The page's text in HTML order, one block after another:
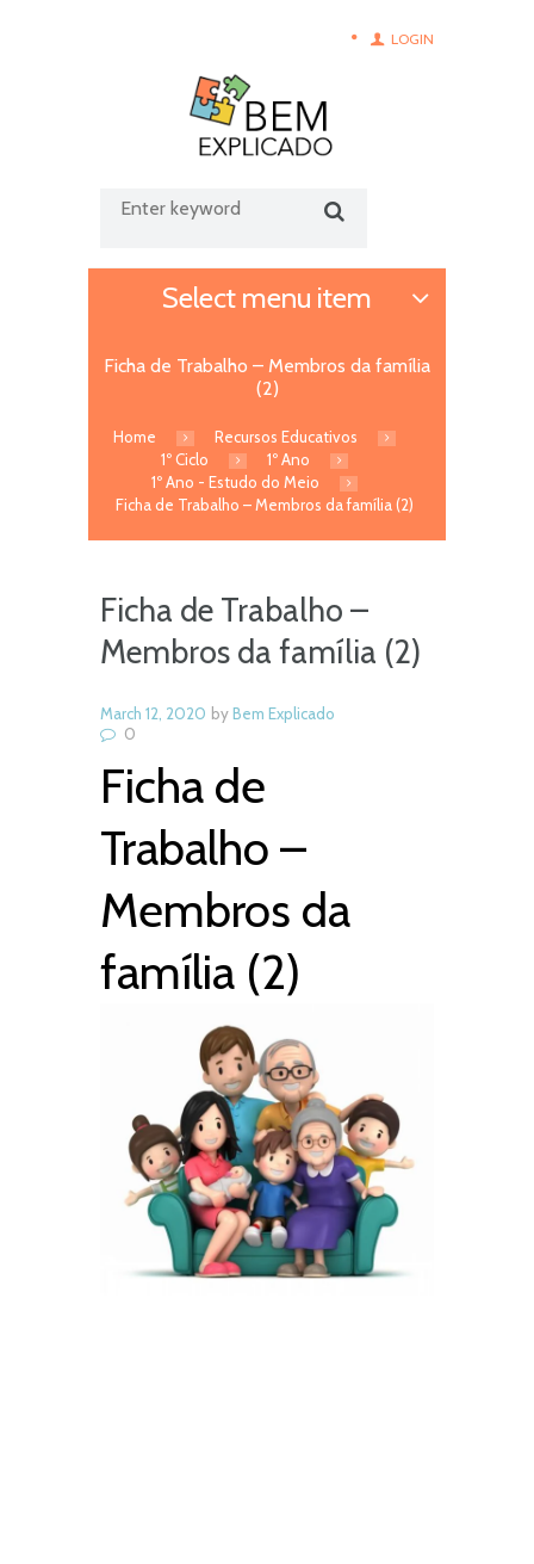
LOGIN
Select menu item
Ficha de Trabalho – Membros da família
(2)
Home
Recursos Educativos
1º Ciclo
1º Ano
1º Ano - Estudo do Meio
Ficha de Trabalho – Membros da família (2)
Ficha de Trabalho –
Membros da família (2)
March 12, 2020 byBem Explicado
0
Ficha de
Trabalho –
Membros da
família (2)